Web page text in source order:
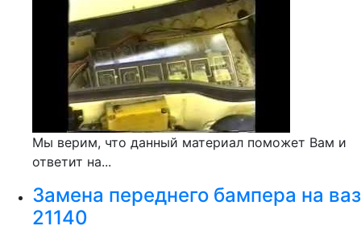
Мы верим, что данный материал поможет Вам и
ответит на...
Замена переднего бампера на ваз
21140